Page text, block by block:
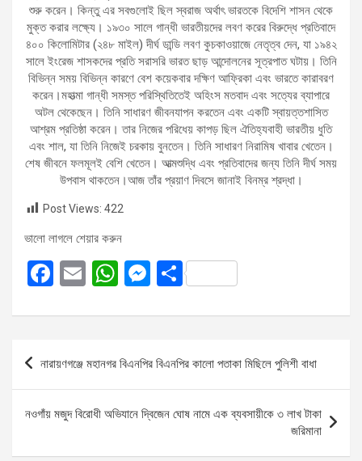
শুরু করেন। কিন্তু এর সবগুলোই ছিল স্বরাজ অর্থাৎ ভারতকে বিদেশি শাসন থেকে
মুক্ত করার লক্ষ্যে। ১৯৩০ সালে গান্ধী ভারতীয়দের লবণ করের বিরুদ্ধে প্রতিবাদে
৪০০ কিলোমিটার (২৪৮ মাইল) দীর্ঘ ডান্ডি লবণ কুচকাওয়াজে নেতৃত্ব দেন, যা ১৯৪২
সালে ইংরেজ শাসকদের প্রতি সরাসরি ভারত ছাড় আন্দোলনের সূত্রপাত ঘটায়। তিনি
বিভিন্ন সময় বিভিন্ন কারণে বেশ কয়েকবার দক্ষিণ আফ্রিকা এবং ভারতে কারাবরণ
করেন।মহাত্মা গান্ধী সমস্ত পরিস্থিতিতেই অহিংস মতবাদ এবং সত্যের ব্যাপারে
অটল থেকেছেন। তিনি সাধারণ জীবনযাপন করতেন এবং একটি স্বায়ত্তশাসিত
আশ্রম প্রতিষ্ঠা করেন। তার নিজের পরিধেয় কাপড় ছিল ঐতিহ্যবাহী ভারতীয় ধুতি
এবং শাল, যা তিনি নিজেই চরকায় বুনতেন। তিনি সাধারণ নিরামিষ খাবার খেতেন।
শেষ জীবনে ফলমূলই বেশি খেতেন। আত্মশুদ্ধি এবং প্রতিবাদের জন্য তিনি দীর্ঘ সময়
উপবাস থাকতেন।আজ তাঁর প্রয়াণ দিবসে জানাই বিনম্র শ্রদ্ধা।
Post Views: 422
ভালো লাগলে শেয়ার করুন
F
ce
o
o
k
E
ail
W
at
s
A
p
p
M
se
n
g
er
S
ar
Post
নারায়ণগঞ্জে মহানগর বিএনপির বিএনপির কালো পতাকা মিছিলে পুলিশী বাধা
নওগাঁয় মজুদ বিরোধী অভিযানে দ্বিজেন ঘোষ নামে এক ব্যবসায়ীকে ৩ লাখ টাকা
জরিমানা